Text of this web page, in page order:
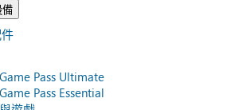
備
Pass Ultimate
Pass Essential